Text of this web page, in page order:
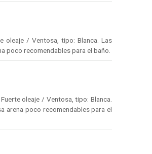
oleaje / Ventosa, tipo: Blanca. Las
poco recomendables para el baño.
oleaje / Ventosa, tipo: Blanca.
arena poco recomendables para el